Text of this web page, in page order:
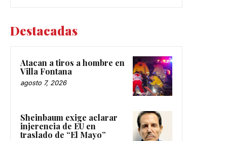
Destacadas
Atacan a tiros a hombre en
Villa Fontana
agosto 7, 2026
Sheinbaum exige aclarar
injerencia de EU en
traslado de “El Mayo”